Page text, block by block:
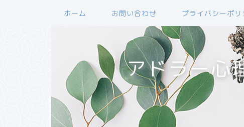
ホーム お問い合わせ プライバシーポリ
アドラー心